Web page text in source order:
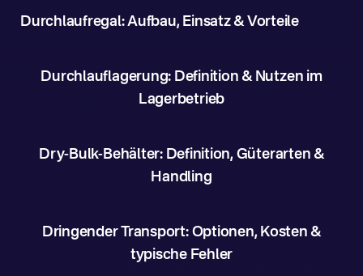
Durchlaufregal: Aufbau, Einsatz & Vorteile
Durchlauflagerung: Definition & Nutzen im
Lagerbetrieb
Dry-Bulk-Behälter: Definition, Güterarten &
Handling
Dringender Transport: Optionen, Kosten &
typische Fehler